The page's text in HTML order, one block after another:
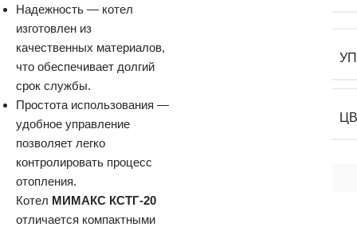
Надежность — котел
изготовлен из
качественных материалов,
что обеспечивает долгий
срок службы.
Простота использования —
удобное управление
позволяет легко
контролировать процесс
отопления.
Котел МИМАКС КСТГ-20
отличается компактными